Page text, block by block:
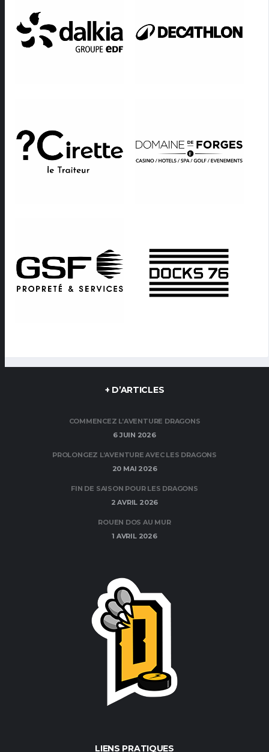
+ D’ARTICLES
COMMENCEZ L’AVENTURE DRAGONS
6 JUIN 2026
PROLONGEZ L’AVENTURE AVEC LES DRAGONS
20 MAI 2026
FIN DE SAISON POUR LES DRAGONS
2 AVRIL 2026
ROUEN DOS AU MUR
1 AVRIL 2026
LIENS PRATIQUES